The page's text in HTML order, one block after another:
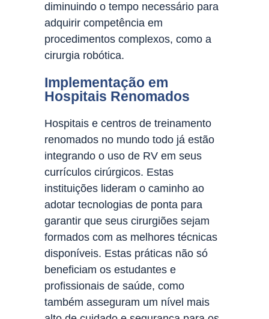
diminuindo o tempo necessário para
adquirir competência em
procedimentos complexos, como a
cirurgia robótica.
Implementação em
Hospitais Renomados
Hospitais e centros de treinamento
renomados no mundo todo já estão
integrando o uso de RV em seus
currículos cirúrgicos. Estas
instituições lideram o caminho ao
adotar tecnologias de ponta para
garantir que seus cirurgiões sejam
formados com as melhores técnicas
disponíveis. Estas práticas não só
beneficiam os estudantes e
profissionais de saúde, como
também asseguram um nível mais